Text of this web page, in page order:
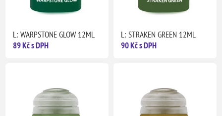
L: WARPSTONE GLOW 12ML
89 Kč s DPH
L: STRAKEN GREEN 12ML
90 Kč s DPH